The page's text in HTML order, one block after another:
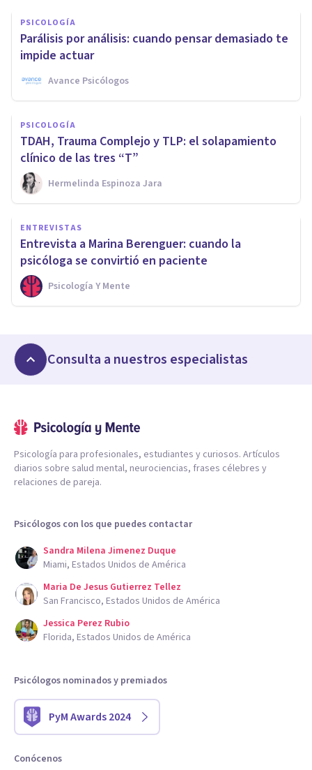
PSICOLOGÍA
Parálisis por análisis: cuando pensar demasiado te
impide actuar
Avance Psicólogos
PSICOLOGÍA
TDAH, Trauma Complejo y TLP: el solapamiento
clínico de las tres “T”
Hermelinda Espinoza Jara
ENTREVISTAS
Entrevista a Marina Berenguer: cuando la
psicóloga se convirtió en paciente
Psicología Y Mente
Consulta a nuestros especialistas
Psicología para profesionales, estudiantes y curiosos. Artículos
diarios sobre salud mental, neurociencias, frases célebres y
relaciones de pareja.
Psicólogos con los que puedes contactar
Sandra Milena Jimenez Duque
Miami, Estados Unidos de América
Maria De Jesus Gutierrez Tellez
San Francisco, Estados Unidos de América
Jessica Perez Rubio
Florida, Estados Unidos de América
Psicólogos nominados y premiados
PyM Awards 2024
Conócenos